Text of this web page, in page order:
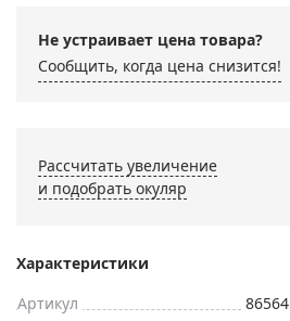
Не устраивает цена товара?
Сообщить, когда цена снизится!
Рассчитать увеличение
и подобрать окуляр
Характеристики
Артикул
86564